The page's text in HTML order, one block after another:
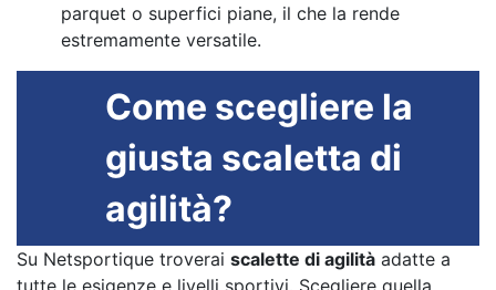
parquet o superfici piane, il che la rende
estremamente versatile.
Come scegliere la
giusta scaletta di
agilità?
Su Netsportique troverai scalette di agilità adatte a